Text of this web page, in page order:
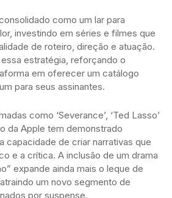
como um lar para
investindo em séries e filmes que
de roteiro, direção e atuação.
essa estratégia, reforçando o
em oferecer um catálogo
para seus assinantes.
como ‘Severance’, ‘Ted Lasso’
da Apple tem demonstrado
capacidade de criar narrativas que
e a crítica. A inclusão de um drama
expande ainda mais o leque de
um novo segmento de
por suspense.